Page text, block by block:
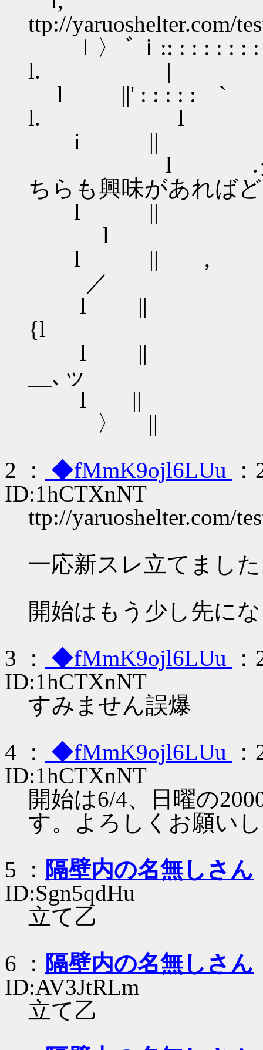
ttp://yaruoshelter.com/
ｌ〉 ﾞｉ:: : : :
l. |
l ||' : : :
l. l で行い
i ||
l .ダイスが
ちらも興味があれば
l
l
l || ,
／
l ||
{l
l ||
__､ッ
l ||
〉
2 ：
◆fMmK9ojl6LUu
ID:1hCTXnNT
ttp://yaruoshelter.com/
一応新スレ立てまし
開始はもう少し先に
3 ：
◆fMmK9ojl6LUu
ID:1hCTXnNT
すみません誤爆
4 ：
◆fMmK9ojl6LUu
ID:1hCTXnNT
開始は6/4、日曜の
す。よろしくお願い
5 ： 隔壁内の名無しさん
ID:Sgn5qdHu
立て乙
6 ： 隔壁内の名無しさん
ID:AV3JtRLm
立て乙